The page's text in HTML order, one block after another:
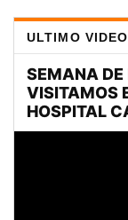
ULTIMO VIDEO